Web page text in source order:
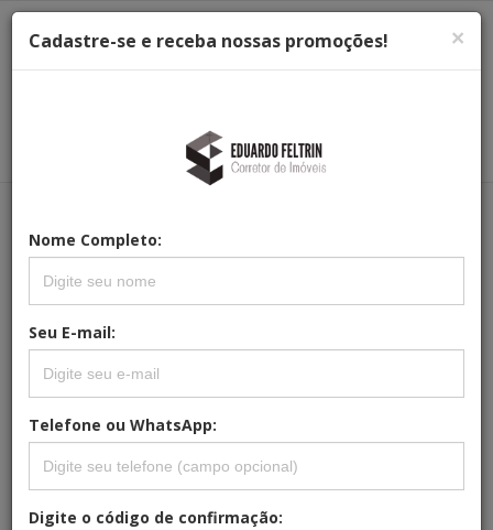
MenuMenu Principal
REFERÊNCIA: CC-0206
SOBRADO À VENDA NO CONDOMÍNIO
VILLE CHAMONIX EM ITATIBA SP.
×
Cadastre-se e receba nossas promoções!
Nome Completo:
Seu E-mail:
Telefone ou WhatsApp:
Digite o código de confirmação: